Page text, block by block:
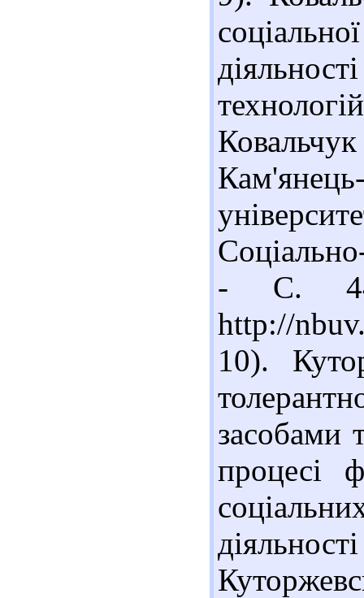
- С.
http://
10).
засобами
процесі